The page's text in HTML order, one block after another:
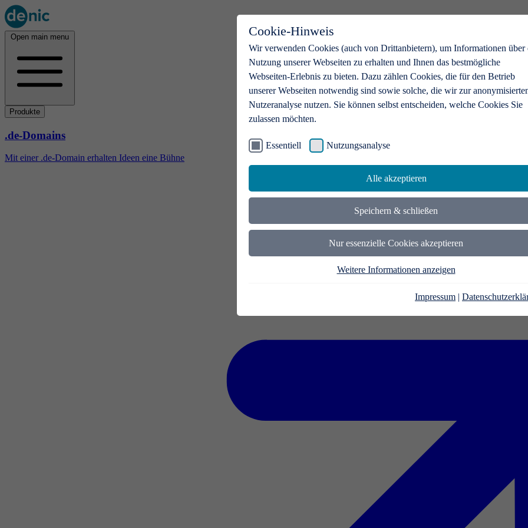
Cookie-Hinweis
Wir verwenden Cookies (auch von Drittanbietern), um Informationen über
Nutzung unserer Webseiten zu erhalten und Ihnen das bestmögliche
Webseiten-Erlebnis zu bieten. Dazu zählen Cookies, die für den Betrieb
unserer Webseiten notwendig sind sowie solche, die wir zur
Nutzeranalyse nutzen. Sie können selbst entscheiden, welche Cookies Sie
zulassen möchten.
Essentiell Nutzungsanalyse
Alle akzeptieren
Speichern & schließen
Nur essenzielle Cookies akzeptieren
Weitere Informationen anzeigen
Impressum |
Open main menu
Produkte
.de-Domains
Mit einer .de-Domain erhalten Ideen eine Bühne